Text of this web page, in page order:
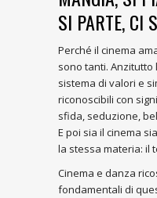
SI PARTE, CI
Perché il cinema
sono tanti.
sistema di valori e
riconoscibili con
sfida, seduzione,
E poi sia il cinema
la stessa materia: il
Cinema e danza
fondamentali di